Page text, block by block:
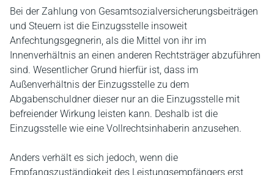
Bei der Zahlung von Gesamtsozialversicherungsbeiträgen
und Steuern ist die Einzugsstelle insoweit
Anfechtungsgegnerin, als die Mittel von ihr im
Innenverhältnis an einen anderen Rechtsträger abzuführen
sind. Wesentlicher Grund hierfür ist, dass im
Außenverhältnis der Einzugsstelle zu dem
Abgabenschuldner dieser nur an die Einzugsstelle mit
befreiender Wirkung leisten kann. Deshalb ist die
Einzugsstelle wie eine Vollrechtsinhaberin anzusehen.
Anders verhält es sich jedoch, wenn die
Empfangszuständigkeit des Leistungsempfängers erst